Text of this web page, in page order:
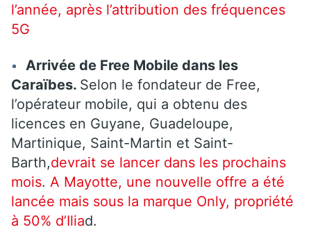
l’année, après l’attribution des fréquences
5G
Arrivée de Free Mobile dans les
Caraïbes. Selon le fondateur de Free,
l’opérateur mobile, qui a obtenu des
licences en Guyane, Guadeloupe,
Martinique, Saint-Martin et Saint-
Barth,devrait se lancer dans les prochains
mois. A Mayotte, une nouvelle offre a été
lancée mais sous la marque Only, propriété
à 50% d’Iliad.